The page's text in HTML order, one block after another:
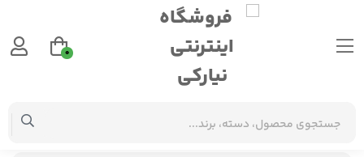
متفرقه جوهر نعناع (منتول)
0